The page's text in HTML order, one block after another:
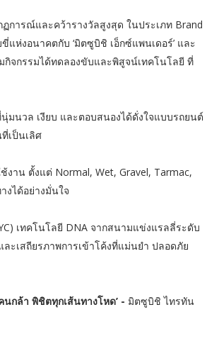
ฏการณ์และคว้ารางวัลสูงสุด ในประเภท Brand
ห่งอนาคตกับ ‘มิตซูบิชิ เอ็กซ์แพนเดอร์’ และ
กิจกรรมได้ทดลองขับและพิสูจน์เทคโนโลยี ที่
มนวล เงียบ และตอบสนองได้ดั่งใจแบบรถยนต์
เป็นเลิศ
าน ตั้งแต่ Normal, Wet, Gravel, Tarmac,
งได้อย่างมั่นใจ
เทคโนโลยี DNA จากสนามแข่งแรลลี่ระดับ
ะเสถียรภาพการเข้าโค้งที่แม่นยำ ปลอดภัย
กล้า พิชิตทุกเส้นทางโหด’ - มิตซูบิชิ ไทรทัน